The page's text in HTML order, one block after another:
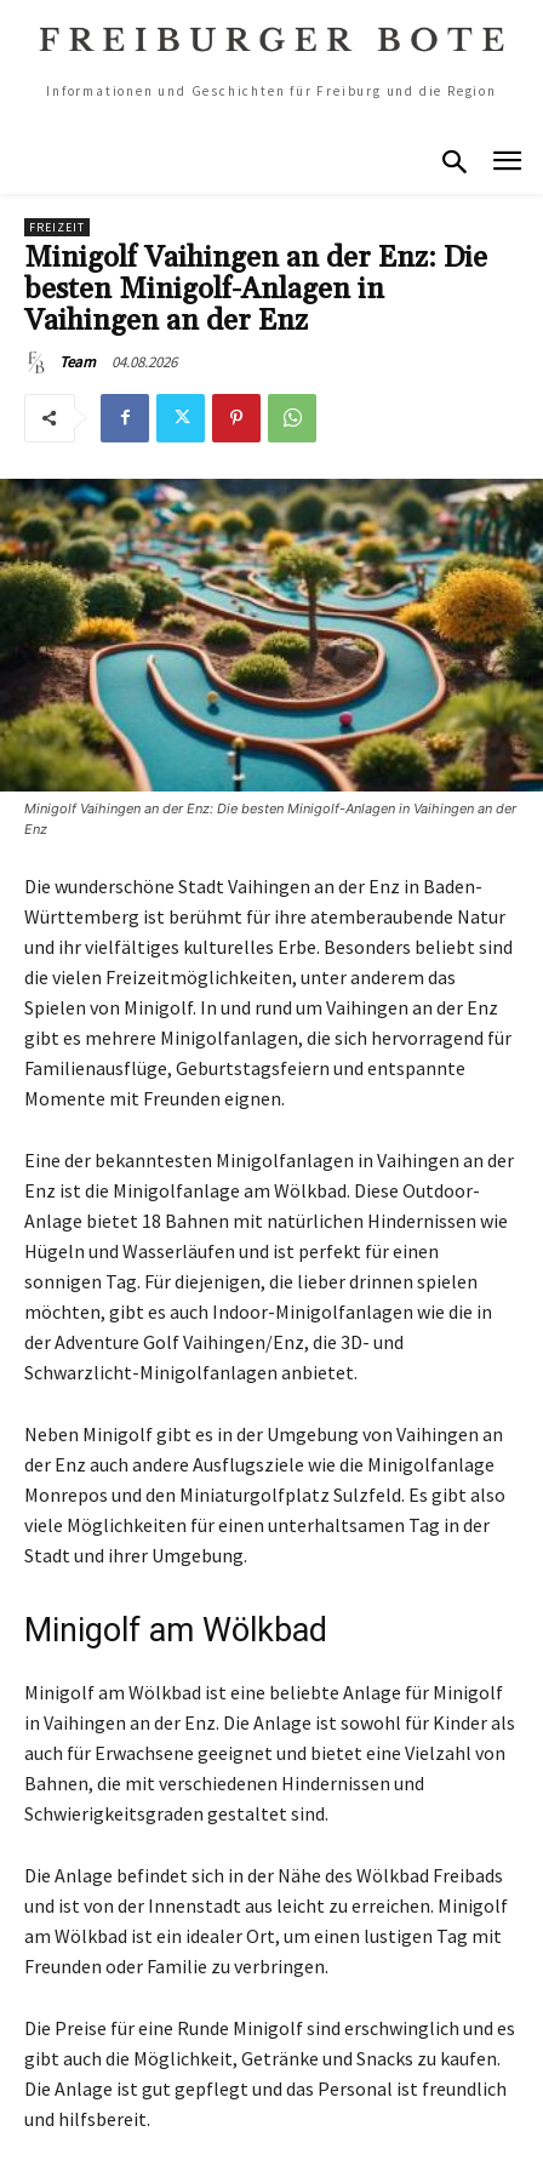
Informationen und Geschichten für Freiburg und die Region
FREIZEIT
Minigolf Vaihingen an der Enz: Die
besten Minigolf-Anlagen in
Vaihingen an der Enz
Team 04.08.2026
Minigolf Vaihingen an der Enz: Die besten Minigolf-Anlagen in Vaihingen an der
Enz
Die wunderschöne Stadt Vaihingen an der Enz in Baden-
Württemberg ist berühmt für ihre atemberaubende Natur
und ihr vielfältiges kulturelles Erbe. Besonders beliebt sind
die vielen Freizeitmöglichkeiten, unter anderem das
Spielen von Minigolf. In und rund um Vaihingen an der Enz
gibt es mehrere Minigolfanlagen, die sich hervorragend für
Familienausflüge, Geburtstagsfeiern und entspannte
Momente mit Freunden eignen.
Eine der bekanntesten Minigolfanlagen in Vaihingen an der
Enz ist die Minigolfanlage am Wölkbad. Diese Outdoor-
Anlage bietet 18 Bahnen mit natürlichen Hindernissen wie
Hügeln und Wasserläufen und ist perfekt für einen
sonnigen Tag. Für diejenigen, die lieber drinnen spielen
möchten, gibt es auch Indoor-Minigolfanlagen wie die in
der Adventure Golf Vaihingen/Enz, die 3D- und
Schwarzlicht-Minigolfanlagen anbietet.
Neben Minigolf gibt es in der Umgebung von Vaihingen an
der Enz auch andere Ausflugsziele wie die Minigolfanlage
Monrepos und den Miniaturgolfplatz Sulzfeld. Es gibt also
viele Möglichkeiten für einen unterhaltsamen Tag in der
Stadt und ihrer Umgebung.
Minigolf am Wölkbad
Minigolf am Wölkbad ist eine beliebte Anlage für Minigolf
in Vaihingen an der Enz. Die Anlage ist sowohl für Kinder als
auch für Erwachsene geeignet und bietet eine Vielzahl von
Bahnen, die mit verschiedenen Hindernissen und
Schwierigkeitsgraden gestaltet sind.
Die Anlage befindet sich in der Nähe des Wölkbad Freibads
und ist von der Innenstadt aus leicht zu erreichen. Minigolf
am Wölkbad ist ein idealer Ort, um einen lustigen Tag mit
Freunden oder Familie zu verbringen.
Die Preise für eine Runde Minigolf sind erschwinglich und es
gibt auch die Möglichkeit, Getränke und Snacks zu kaufen.
Die Anlage ist gut gepflegt und das Personal ist freundlich
und hilfsbereit.